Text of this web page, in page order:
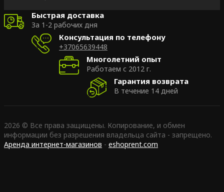
Быстрая доставка
За 1-2 рабочих дня
Консультация по телефону
+37065639448
Многолетний опыт
Работаем с 2012 г.
Гарантия возврата
В течение 14 дней
2026 © Все права защищены. Копирование, и обмен
информации без разрешения владельца сайта - запрещено.
Аренда интернет-магазинов - eshoprent.com